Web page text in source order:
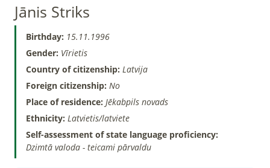
Jānis Striks
Birthday: 15.11.1996
Gender: Vīrietis
Country of citizenship: Latvija
Foreign citizenship: No
Place of residence: Jēkabpils novads
Ethnicity: Latvietis/latviete
Self-assessment of state language proficiency:
Dzimtā valoda - teicami pārvaldu